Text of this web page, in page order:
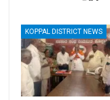
KOPPAL DISTRICT NEWS